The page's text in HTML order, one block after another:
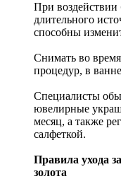
При
длительного
способны
Снимать во
процедур, в
Специалисты
ювелирные
месяц, а также
салфеткой.
Правила ухода
золота